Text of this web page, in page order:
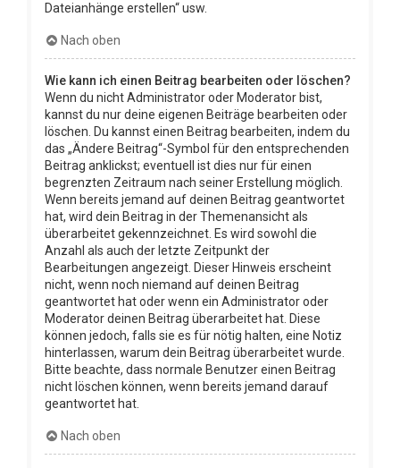
Dateianhänge erstellen“ usw.
Nach oben
Wie kann ich einen Beitrag bearbeiten oder löschen?
Wenn du nicht Administrator oder Moderator bist,
kannst du nur deine eigenen Beiträge bearbeiten oder
löschen. Du kannst einen Beitrag bearbeiten, indem du
das „Ändere Beitrag“-Symbol für den entsprechenden
Beitrag anklickst; eventuell ist dies nur für einen
begrenzten Zeitraum nach seiner Erstellung möglich.
Wenn bereits jemand auf deinen Beitrag geantwortet
hat, wird dein Beitrag in der Themenansicht als
überarbeitet gekennzeichnet. Es wird sowohl die
Anzahl als auch der letzte Zeitpunkt der
Bearbeitungen angezeigt. Dieser Hinweis erscheint
nicht, wenn noch niemand auf deinen Beitrag
geantwortet hat oder wenn ein Administrator oder
Moderator deinen Beitrag überarbeitet hat. Diese
können jedoch, falls sie es für nötig halten, eine Notiz
hinterlassen, warum dein Beitrag überarbeitet wurde.
Bitte beachte, dass normale Benutzer einen Beitrag
nicht löschen können, wenn bereits jemand darauf
geantwortet hat.
Nach oben